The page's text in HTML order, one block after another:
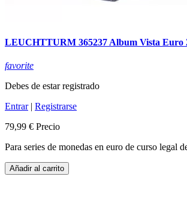
LEUCHTTURM 365237 Album Vista Euro
favorite
Debes de estar registrado
Entrar| Registrarse
79,99 € Precio
Para series de monedas en euro de curso legal
Añadir al carrito